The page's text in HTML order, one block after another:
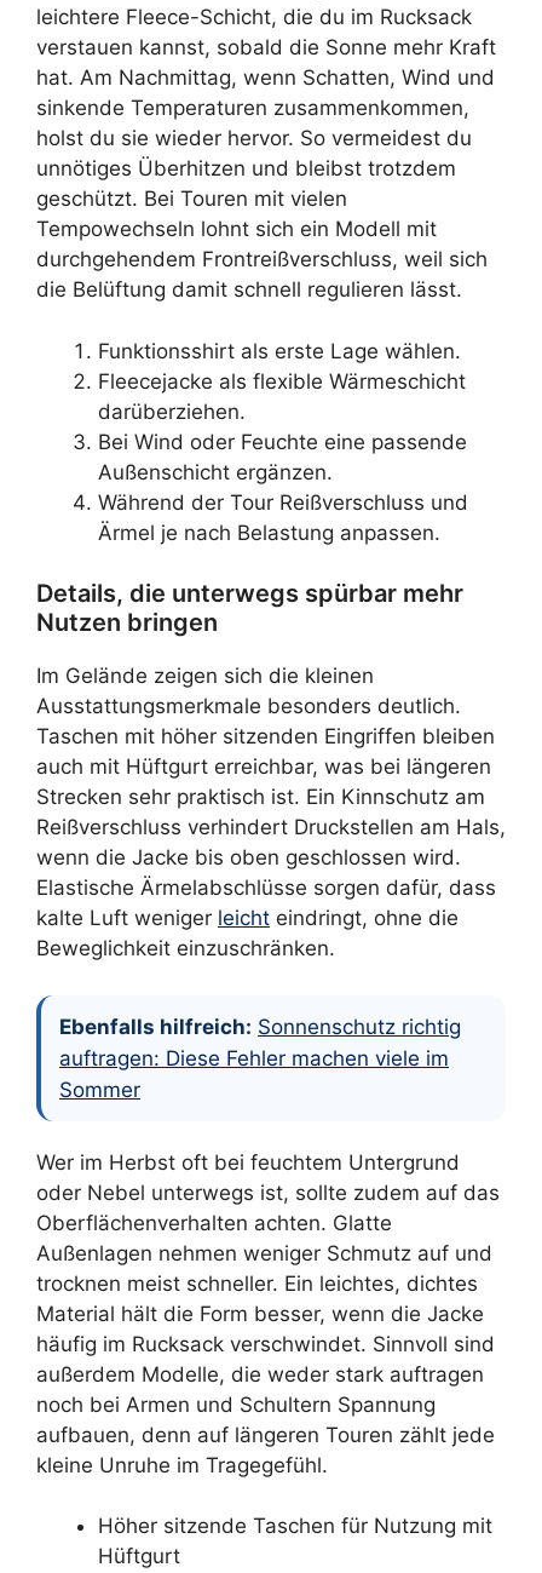
leichtere Fleece-Schicht, die du im Rucksack
verstauen kannst, sobald die Sonne mehr Kraft
hat. Am Nachmittag, wenn Schatten, Wind und
sinkende Temperaturen zusammenkommen,
holst du sie wieder hervor. So vermeidest du
unnötiges Überhitzen und bleibst trotzdem
geschützt. Bei Touren mit vielen
Tempowechseln lohnt sich ein Modell mit
durchgehendem Frontreißverschluss, weil sich
die Belüftung damit schnell regulieren lässt.
Funktionsshirt als erste Lage wählen.
Fleecejacke als flexible Wärmeschicht
darüberziehen.
Bei Wind oder Feuchte eine passende
Außenschicht ergänzen.
Während der Tour Reißverschluss und
Ärmel je nach Belastung anpassen.
Details, die unterwegs spürbar mehr
Nutzen bringen
Im Gelände zeigen sich die kleinen
Ausstattungsmerkmale besonders deutlich.
Taschen mit höher sitzenden Eingriffen bleiben
auch mit Hüftgurt erreichbar, was bei längeren
Strecken sehr praktisch ist. Ein Kinnschutz am
Reißverschluss verhindert Druckstellen am Hals,
wenn die Jacke bis oben geschlossen wird.
Elastische Ärmelabschlüsse sorgen dafür, dass
kalte Luft weniger leicht eindringt, ohne die
Beweglichkeit einzuschränken.
Ebenfalls hilfreich: Sonnenschutz richtig
auftragen: Diese Fehler machen viele im
Sommer
Wer im Herbst oft bei feuchtem Untergrund
oder Nebel unterwegs ist, sollte zudem auf das
Oberflächenverhalten achten. Glatte
Außenlagen nehmen weniger Schmutz auf und
trocknen meist schneller. Ein leichtes, dichtes
Material hält die Form besser, wenn die Jacke
häufig im Rucksack verschwindet. Sinnvoll sind
außerdem Modelle, die weder stark auftragen
noch bei Armen und Schultern Spannung
aufbauen, denn auf längeren Touren zählt jede
kleine Unruhe im Tragegefühl.
Höher sitzende Taschen für Nutzung mit
Hüftgurt